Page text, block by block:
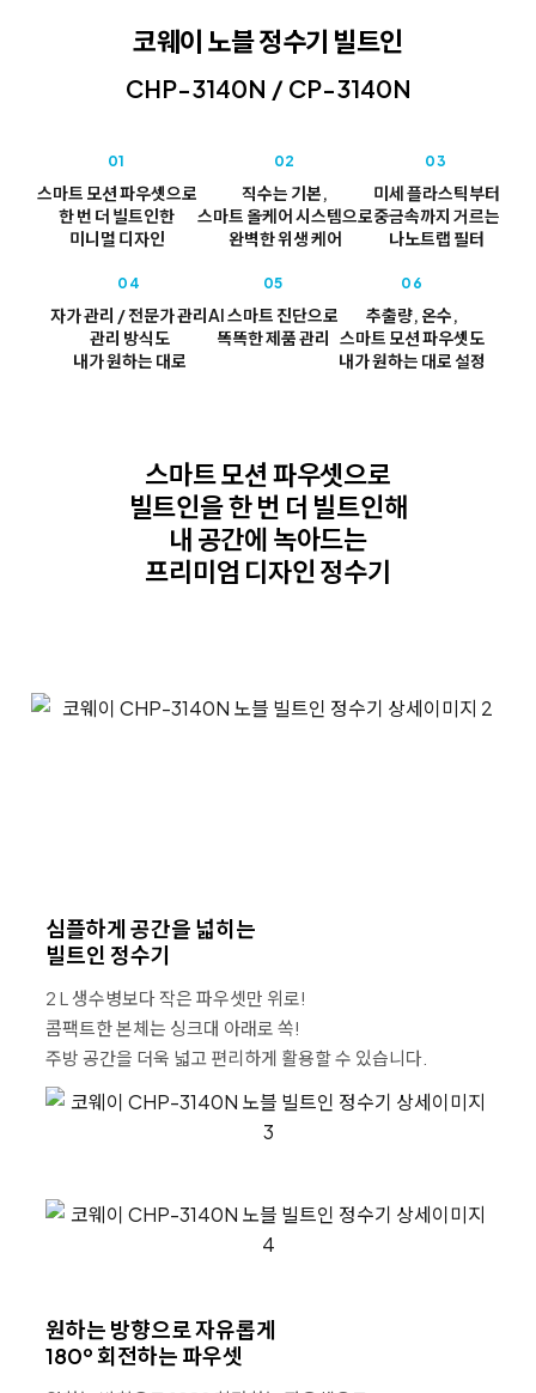
코웨이 노블 정수기 빌트인
CHP-3140N / CP-3140N
01
스마트 모션 파우셋으로
한 번 더 빌트인한
미니멀 디자인
02
직수는 기본,
스마트 올케어 시스템으로
완벽한 위생 케어
03
미세 플라스틱부터
중금속까지 거르는
나노트랩 필터
04
자가 관리 / 전문가 관리
관리 방식도
내가 원하는 대로
05
AI 스마트 진단으로
똑똑한 제품 관리
06
추출량, 온수,
스마트 모션 파우셋도
내가 원하는 대로 설정
스마트 모션 파우셋으로
빌트인을 한 번 더 빌트인해
내 공간에 녹아드는
프리미엄 디자인 정수기
심플하게 공간을 넓히는
빌트인 정수기
2 L 생수병보다 작은 파우셋만 위로!
콤팩트한 본체는 싱크대 아래로 쏙!
주방 공간을 더욱 넓고 편리하게 활용할 수 있습니다.
원하는 방향으로 자유롭게
180º 회전하는 파우셋